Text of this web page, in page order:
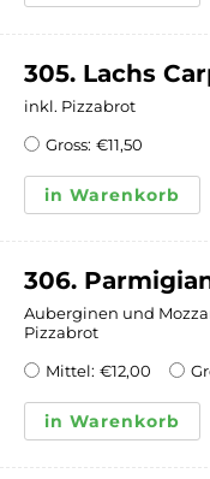
305. Lachs
inkl. Pizzabrot
Gross: €11,50
in Warenkorb
306.
Auberginen und
Pizzabrot
Mittel: €12,00
in Warenkorb